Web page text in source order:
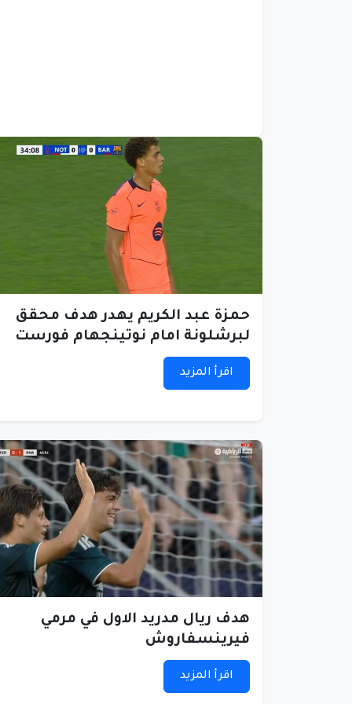
حمزة عبد الكريم يهدر هدف محقق
لبرشلونة امام نوتينجهام فورست
اقرأ المزيد
هدف ريال مدريد الاول في مرمي
فيرينسفاروش
اقرأ المزيد